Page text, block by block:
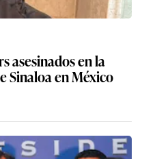
asesinados en la
Sinaloa en México